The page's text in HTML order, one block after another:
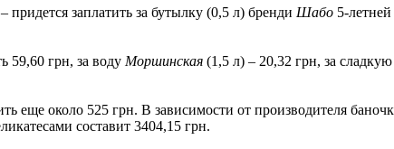
заплатить за бутылку (0,5 л) бренди Шабо 5-
59,60 грн, за воду Моршинская (1,5 л) – 20,32 грн, за
около 525 грн. В зависимости от производителя
составит 3404,15 грн.